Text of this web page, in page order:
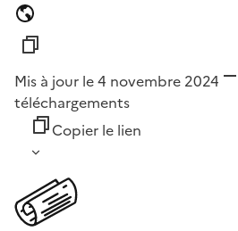
Mis à jour le 4 novembre 2024
téléchargements
Copier le lien